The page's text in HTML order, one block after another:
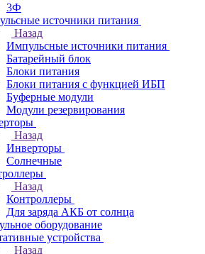
3Ф
источники питания
Назад
Импульсные источники питания
Батарейный блок
Блоки питания
Блоки питания с функцией ИБП
Буферные модули
Модули резервирования
Назад
Инверторы
Солнечные
Назад
Контроллеры
Для заряда АКБ от солнца
оборудование
устройства
Назад